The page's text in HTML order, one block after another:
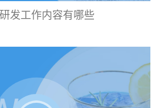
发工作内容有哪些